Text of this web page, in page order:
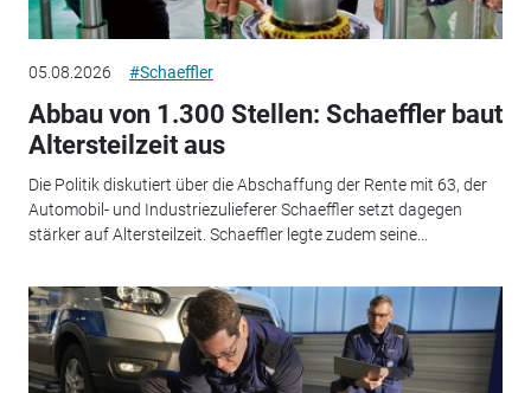
05.08.2026 #Schaeffler
Abbau von 1.300 Stellen: Schaeffler baut
Altersteilzeit aus
Die Politik diskutiert über die Abschaffung der Rente mit 63, der
Automobil- und Industriezulieferer Schaeffler setzt dagegen
stärker auf Altersteilzeit. Schaeffler legte zudem seine...